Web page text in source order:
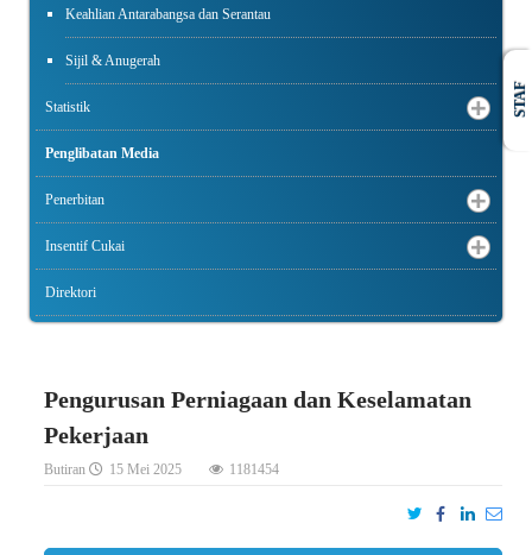
Keahlian Antarabangsa dan Serantau
Sijil & Anugerah
Statistik
Penglibatan Media
Penerbitan
Insentif Cukai
Direktori
Pengurusan Perniagaan dan Keselamatan
Pekerjaan
Butiran 15 Mei 2025 1181454
STAF